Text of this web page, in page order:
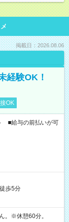
掲載日：2026.08.06
経験OK！
OK
■給与の前払いが可
歩5分
。※休憩60分。